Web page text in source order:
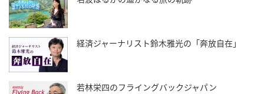
経済ジャーナリスト鈴木雅光の「奔放自在」
若林栄四のフライングバックジャパン